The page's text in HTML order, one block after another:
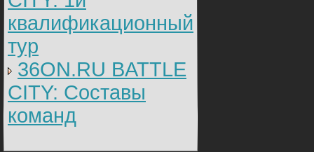
квалификационный
тур
36ON.RU BATTLE
CITY: Составы
команд